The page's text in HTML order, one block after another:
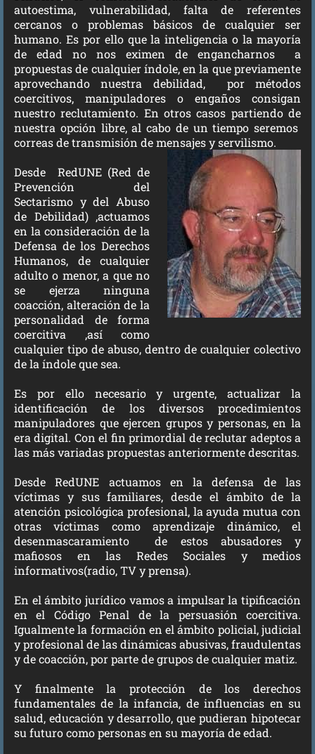
autoestima, vulnerabilidad, falta de referentes
cercanos o problemas básicos de cualquier ser
humano. Es por ello que la inteligencia o la mayoría
de edad no nos eximen de engancharnos a
propuestas de cualquier índole, en la que previamente
aprovechando nuestra debilidad, por métodos
coercitivos, manipuladores o engaños consigan
nuestro reclutamiento. En otros casos partiendo de
nuestra opción libre, al cabo de un tiempo seremos
correas de transmisión de mensajes y servilismo.
Desde RedUNE (Red de
Prevención del
Sectarismo y del Abuso
de Debilidad) ,actuamos
en la consideración de la
Defensa de los Derechos
Humanos, de cualquier
adulto o menor, a que no
se ejerza ninguna
coacción, alteración de la
personalidad de forma
coercitiva ,así como
cualquier tipo de abuso, dentro de cualquier colectivo
de la índole que sea.
Es por ello necesario y urgente, actualizar la
identificación de los diversos procedimientos
manipuladores que ejercen grupos y personas, en la
era digital. Con el fin primordial de reclutar adeptos a
las más variadas propuestas anteriormente descritas.
Desde RedUNE actuamos en la defensa de las
víctimas y sus familiares, desde el ámbito de la
atención psicológica profesional, la ayuda mutua con
otras víctimas como aprendizaje dinámico, el
desenmascaramiento de estos abusadores y
mafiosos en las Redes Sociales y medios
informativos(radio, TV y prensa).
En el ámbito jurídico vamos a impulsar la tipificación
en el Código Penal de la persuasión coercitiva.
Igualmente la formación en el ámbito policial, judicial
y profesional de las dinámicas abusivas, fraudulentas
y de coacción, por parte de grupos de cualquier matiz.
Y finalmente la protección de los derechos
fundamentales de la infancia, de influencias en su
salud, educación y desarrollo, que pudieran hipotecar
su futuro como personas en su mayoría de edad.